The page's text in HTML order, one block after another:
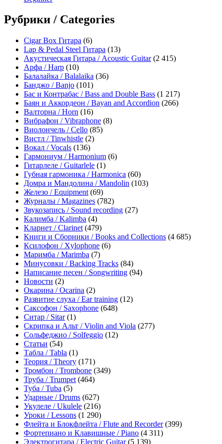
Рубрики / Categories
Cigar Box Гитара (6)
Lap & Pedal Steel Гитара (13)
Акустическая Гитара / Acoustic Guitar(2 415)
Арфа / Harp (10)
Балалайка / Balalaika (36)
Банджо / Banjo (101)
Бас и Контрабас / Bass and Double Bass (1 217)
Баян и Аккордеон / Bayan and Accordion (266)
Валторна / Horn (16)
Вибрафон / Vibraphone (8)
Виолончель / Cello (85)
Вистл / Tinwhistle (2)
Вокал / Vocals (136)
Гармониум / Harmonium (6)
Гитарлеле / Guitarlele (1)
Губная гармоника / Harmonica (60)
Домра и Мандолина / Mandolin (103)
Железо / Equipment (69)
Журналы / Magazines (782)
Звукозапись / Sound recording (27)
Калимба / Kalimba (4)
Кларнет / Clarinet (479)
Книги и Сборники / Books and Collections (4 685)
Ксилофон / Xylophone (6)
Маримба / Marimba (7)
Минусовки / Backing Tracks (84)
Написание песен / Songwriting (94)
Новости (2)
Окарина / Ocarina (2)
Развитие слуха / Ear training (12)
Саксофон / Saxophone (648)
Ситар / Sitar(1)
Скрипка и Альт / Violin and Viola (277)
Сольфеджио / Solfeggio (12)
Статьи (54)
Табла / Tabla (1)
Теория / Theory (171)
Тромбон / Trombone (349)
Труба / Trumpet (464)
Туба / Tuba (5)
Ударные / Drums (627)
Укулеле / Ukulele (216)
Уроки / Lessons (1 290)
Флейта и Блокфлейта / Flute and Recorder(399)
Фортепиано и Клавишные / Piano (4 311)
Электрогитара / Electric Guitar(5 139)